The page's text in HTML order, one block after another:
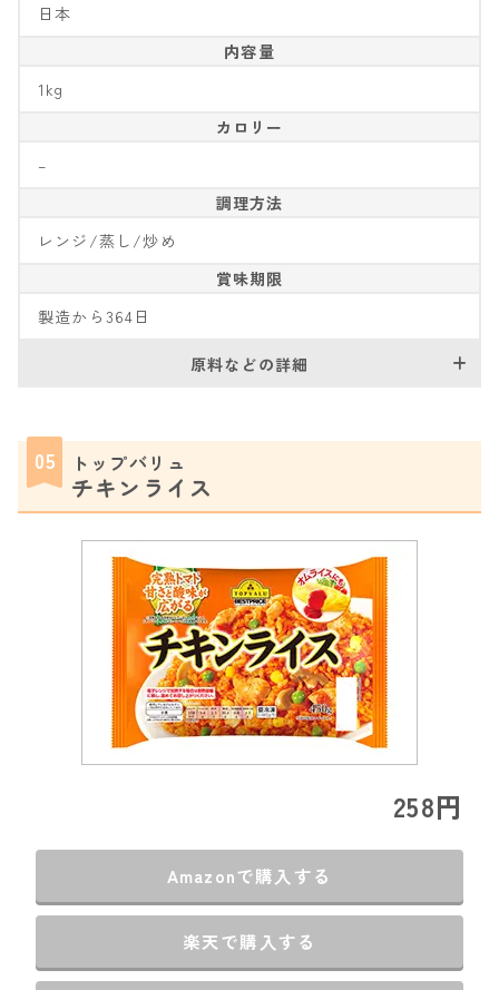
日本
内容量
1kg
カロリー
–
調理方法
レンジ/蒸し/炒め
賞味期限
製造から364日
原料などの詳細
05 トップバリュ
チキンライス
258円
Amazonで購入する
楽天で購入する